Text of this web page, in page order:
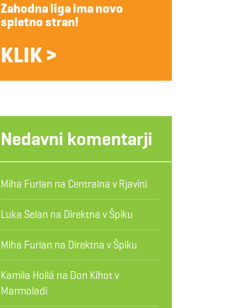
Zahodna liga ima novo
spletno stran!
KLIK >
Nedavni komentarji
Miha Furlan na Centralna v Rjavini
Luka Selan na Direktna v Špiku
Miha Furlan na Direktna v Špiku
Kamila Hollá na Don Kihot v
Marmoladi